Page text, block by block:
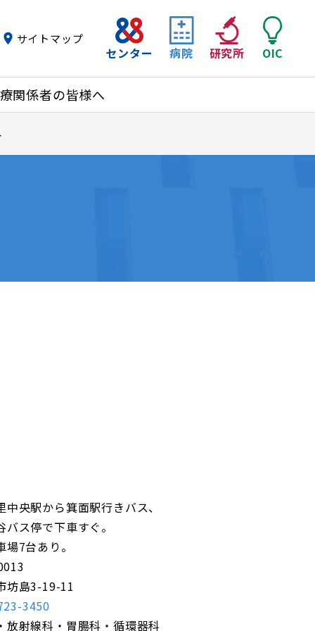
関係者の皆様へ
センター 病院 研究所 OIC
サイトマップ
央駅から箕面駅行きバス、
バス停で下車すぐ。
7台あり。
坊島3-19-11
3450
放射線科・胃腸科・循環器科